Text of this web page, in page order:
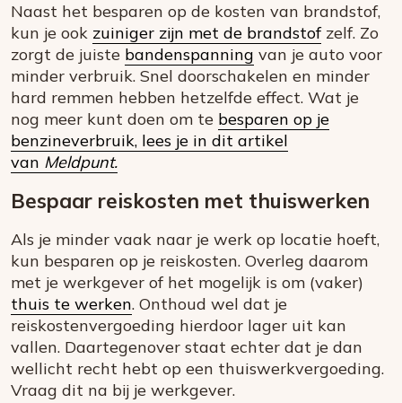
Naast het besparen op de kosten van brandstof,
kun je ook zuiniger zijn met de brandstofzelf. Zo
zorgt de juiste bandenspanning van je auto voor
minder verbruik. Snel doorschakelen en minder
hard remmen hebben hetzelfde effect. Wat je
nog meer kunt doen om te besparen op je
benzineverbruik, lees je in dit artikel
van Meldpunt.
Bespaar reiskosten met thuiswerken
Als je minder vaak naar je werk op locatie hoeft,
kun besparen op je reiskosten. Overleg daarom
met je werkgever of het mogelijk is om (vaker)
thuis te werken. Onthoud wel dat je
reiskostenvergoeding hierdoor lager uit kan
vallen. Daartegenover staat echter dat je dan
wellicht recht hebt op een thuiswerkvergoeding.
Vraag dit na bij je werkgever.